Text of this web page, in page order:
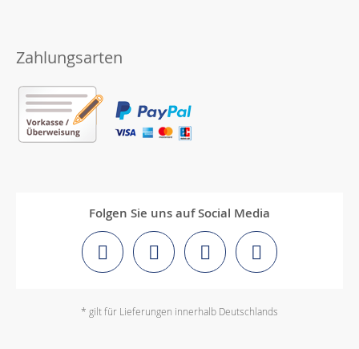
Zahlungsarten
Folgen Sie uns auf Social Media
* gilt für Lieferungen innerhalb Deutschlands